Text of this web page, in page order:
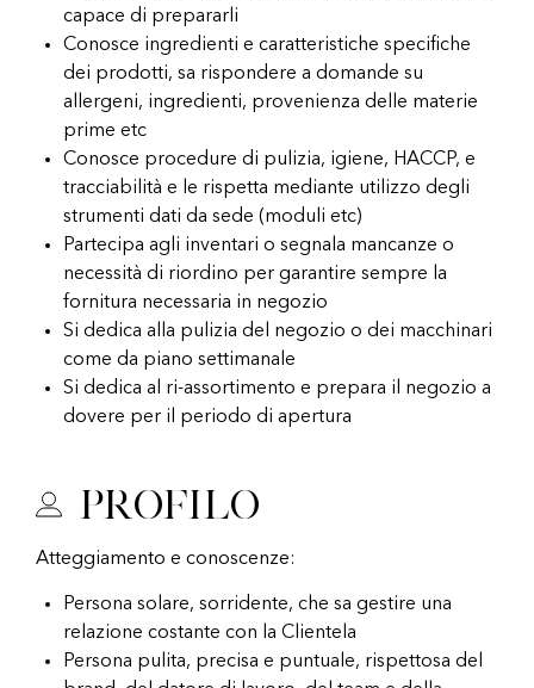
capace di prepararli
Conosce ingredienti e caratteristiche specifiche
dei prodotti, sa rispondere a domande su
allergeni, ingredienti, provenienza delle materie
prime etc
Conosce procedure di pulizia, igiene, HACCP, e
tracciabilità e le rispetta mediante utilizzo degli
strumenti dati da sede (moduli etc)
Partecipa agli inventari o segnala mancanze o
necessità di riordino per garantire sempre la
fornitura necessaria in negozio
Si dedica alla pulizia del negozio o dei macchinari
come da piano settimanale
Si dedica al ri-assortimento e prepara il negozio a
dovere per il periodo di apertura
Profilo
Atteggiamento e conoscenze:
Persona solare, sorridente, che sa gestire una
relazione costante con la Clientela
Persona pulita, precisa e puntuale, rispettosa del